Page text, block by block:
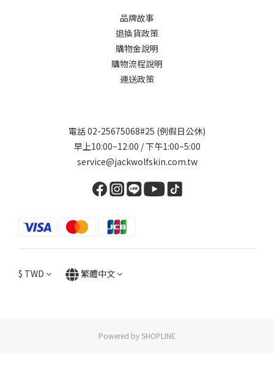
品牌故事
退換貨政策
購物金說明
購物流程說明
運送政策
電話 02-25675068#25 (例假日公休)
早上10:00~12:00 / 下午1:00~5:00
service@jackwolfskin.com.tw
$ TWD 繁體中文
Powered by SHOPLINE